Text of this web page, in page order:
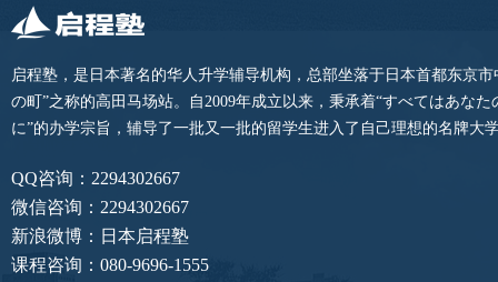
启程塾，是日本著名的华人升学辅导机构，总部坐落于日本首都东京市
の町”之称的高田马场站。自2009年成立以来，秉承着“すべてはあなた
に”的办学宗旨，辅导了一批又一批的留学生进入了自己理想的名牌大
QQ咨询：2294302667
微信咨询：2294302667
新浪微博：日本启程塾
课程咨询：080-9696-1555